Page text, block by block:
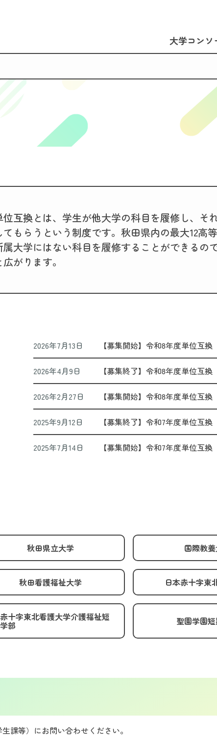
大学コンソ
位互換とは、学生が他大学の科目を履修し、そ
てもらうという制度です。秋田県内の最大12高
属大学にはない科目を履修することができるの
広がります。
2026年7月13日 【募集開始】令和8年度単位互
2026年4月9日 【募集終了】令和8年度単位互
2026年2月27日 【募集開始】令和8年度単位互
2025年9月12日 【募集終了】令和7年度単位互
2025年7月14日 【募集開始】令和7年度単位互
秋田県立大学 国際教
秋田看護福祉大学 日本赤十字東
十字東北看護大学介護福祉短
部 聖園学園
課等）にお問い合わせください。